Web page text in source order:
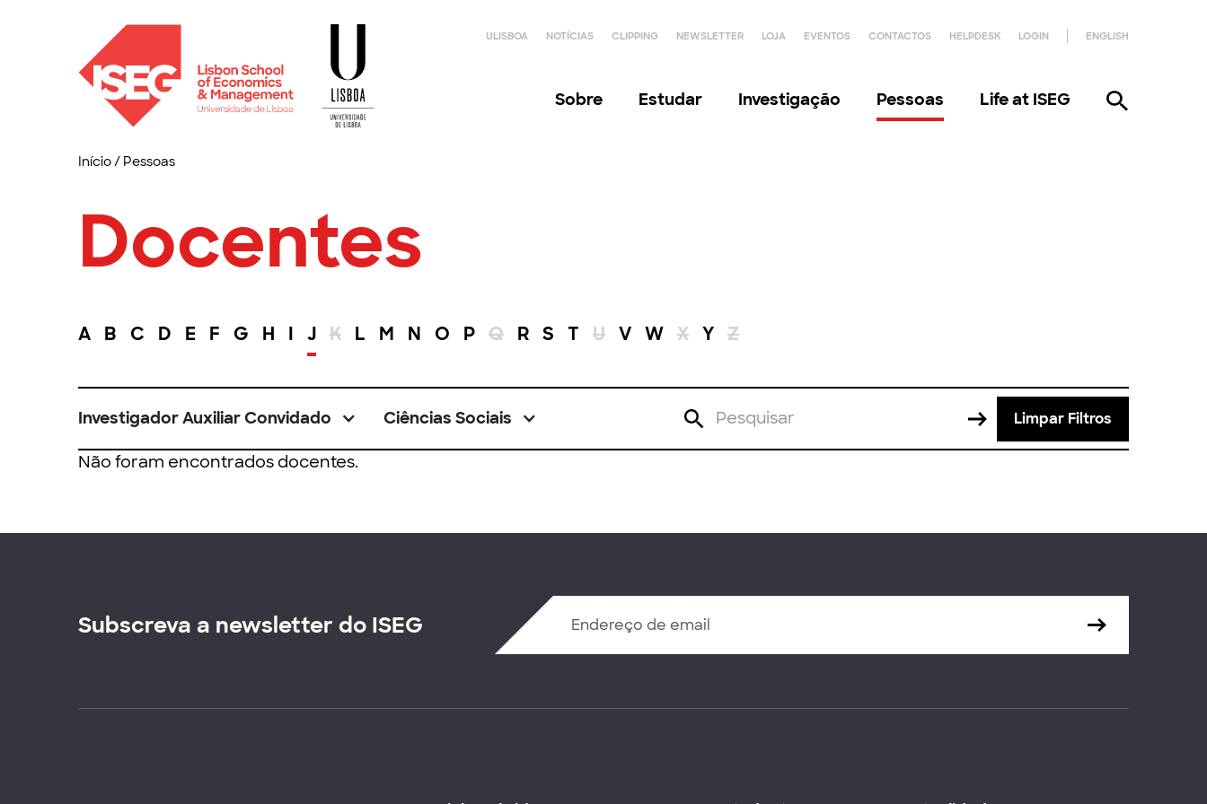
ULISBOA NOTÍCIAS CLIPPING NEWSLETTER LOJA EVENTOS CONTACTOS HELPDESK LOGIN ENGLISH
Sobre Estudar Investigação Pessoas Life at ISEG
Início/ Pessoas
Docentes
A B C D E F G H I J K L M N O P Q R S T U V W X Y Z
Investigador Auxiliar Convidado Ciências Sociais Limpar Filtros
Não foram encontrados docentes.
Subscreva a newsletter do ISEG